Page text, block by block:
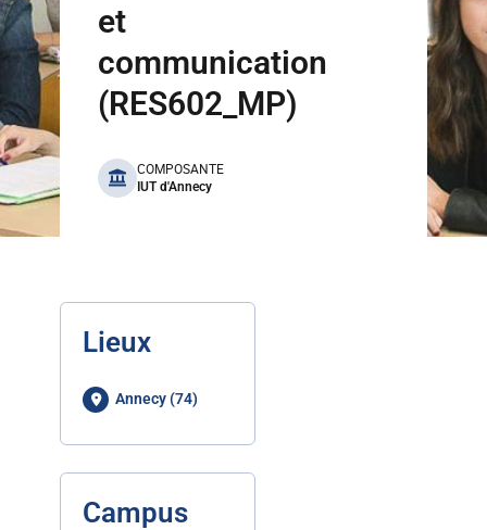
et
communication
(RES602_MP)
benefits
COMPOSANTE
IUT d'Annecy
Lieux
Annecy (74)
Campus